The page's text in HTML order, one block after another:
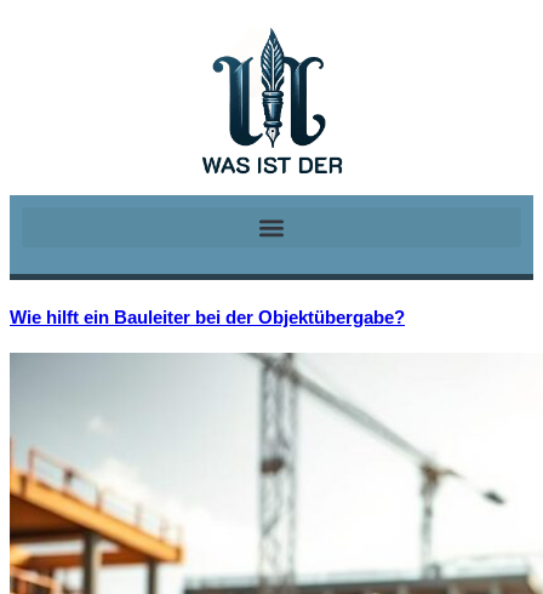
Wie hilft ein Bauleiter bei der Objektübergabe?